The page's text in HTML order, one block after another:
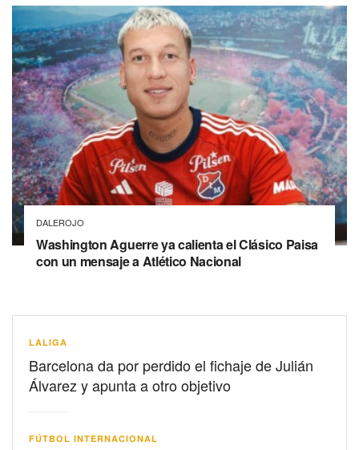
DALEROJO
Washington Aguerre ya calienta el Clásico Paisa
con un mensaje a Atlético Nacional
LALIGA
Barcelona da por perdido el fichaje de Julián
Álvarez y apunta a otro objetivo
FÚTBOL INTERNACIONAL